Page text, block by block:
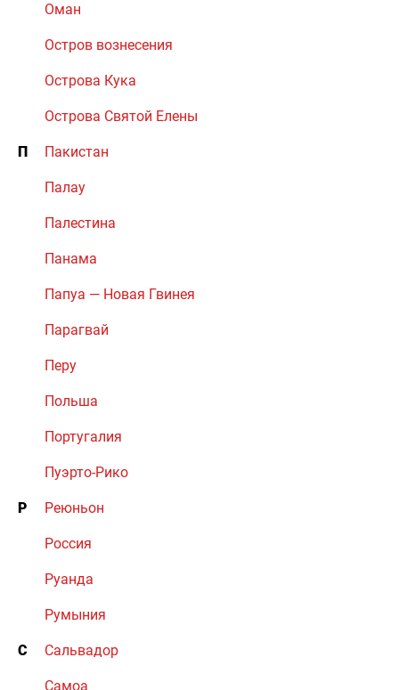
Оман
Остров вознесения
Острова Кука
Острова Святой Елены
П Пакистан
Палау
Палестина
Панама
Папуа — Новая Гвинея
Парагвай
Перу
Польша
Португалия
Пуэрто-Рико
Р Реюньон
Россия
Руанда
Румыния
С Сальвадор
Самоа